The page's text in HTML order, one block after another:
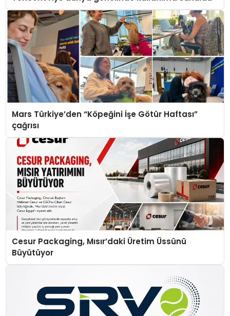
Mars Türkiye’den “Köpeğini İşe Götür Haftası”
çağrısı
Cesur Packaging, Mısır’daki Üretim Üssünü
Büyütüyor